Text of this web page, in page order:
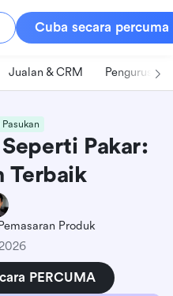
Cuba secara percuma
Jualan & CRM Pengurusan
Pakar:
Terbaik
Produk
PERCUMA